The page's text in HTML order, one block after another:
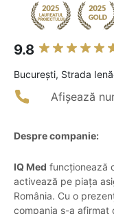
9.8
Bucureşti, Strada
Afișează
Despre companie:
IQ Med funcționează
activează pe piața
România. Cu o
compania s-a afirmat